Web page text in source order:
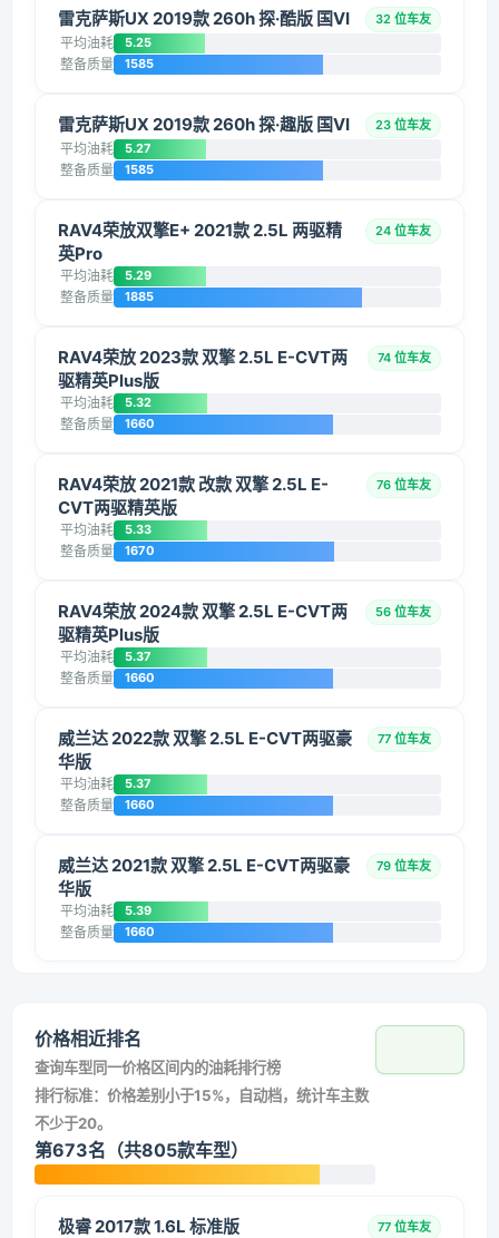
雷克萨斯UX 2019款 260h 探·酷版 国VI 32 位车友
平均油耗 5.25
整备质量 1585
雷克萨斯UX 2019款 260h 探·趣版 国VI 23 位车友
平均油耗 5.27
整备质量 1585
RAV4荣放双擎E+ 2021款 2.5L 两驱精
英Pro
24 位车友
平均油耗 5.29
整备质量 1885
RAV4荣放 2023款 双擎 2.5L E-CVT两
驱精英Plus版
74 位车友
平均油耗 5.32
整备质量 1660
RAV4荣放 2021款 改款 双擎 2.5L E-
CVT两驱精英版
76 位车友
平均油耗 5.33
整备质量 1670
RAV4荣放 2024款 双擎 2.5L E-CVT两
驱精英Plus版
56 位车友
平均油耗 5.37
整备质量 1660
威兰达 2022款 双擎 2.5L E-CVT两驱豪
华版
77 位车友
平均油耗 5.37
整备质量 1660
威兰达 2021款 双擎 2.5L E-CVT两驱豪
华版
79 位车友
平均油耗 5.39
整备质量 1660
价格相近排名
查询车型同一价格区间内的油耗排行榜
排行标准：价格差别小于15%，自动档，统计车主数
不少于20。
第673名（共805款车型）
极睿 2017款 1.6L 标准版 77 位车友